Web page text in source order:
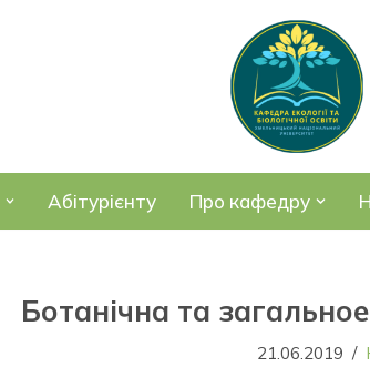
Абітурієнту Про кафедру
Ботанічна та
21.06.2019